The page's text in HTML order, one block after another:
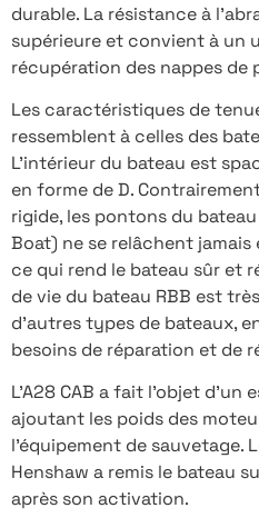
durable. La résistance à
supérieure et convient à un
récupération des nappes de
Les caractéristiques de
ressemblent à celles des
L’intérieur du bateau est
en forme de D.
rigide, les pontons du
Boat) ne se relâchent jamais
ce qui rend le bateau sûr et
de vie du bateau RBB est
d’autres types de bateaux,
besoins de réparation et de
L’A28 CAB a fait l’objet
ajoutant les poids des
l’équipement de sauvetage.
Henshaw a remis le bateau
après son activation.